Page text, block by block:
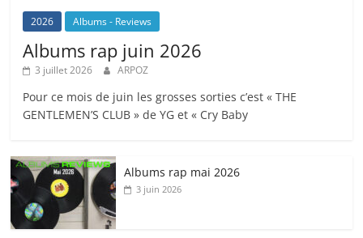
2026 Albums - Reviews
Albums rap juin 2026
3 juillet 2026 ARPOZ
Pour ce mois de juin les grosses sorties c’est « THE
GENTLEMEN’S CLUB » de YG et « Cry Baby
Albums rap mai 2026
3 juin 2026